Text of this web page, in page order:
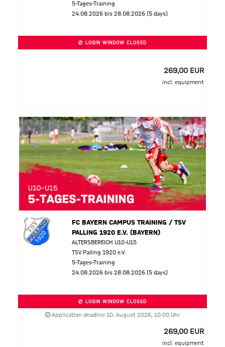
5-Tages-Training
24.08.2026 bis 28.08.2026 (5 days)
LOGIN WINDOW CLOSED
269,00 EUR
incl. equipment
FC BAYERN CAMPUS TRAINING / TSV
PALLING 1920 E.V. (BAYERN)
ALTERSBEREICH U10-U15
TSV Palling 1920 e.V.
5-Tages-Training
24.08.2026 bis 28.08.2026 (5 days)
LOGIN WINDOW CLOSED
Application deadline 10. August 2026, 10:00 Uhr
269,00 EUR
incl. equipment